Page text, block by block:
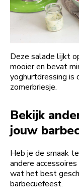
Deze salade lijkt
mooier en bevat
yoghurtdressing is
zomerbriesje.
Bekijk
jouw
Heb je de smaak
andere
wat het best
barbecuefeest.